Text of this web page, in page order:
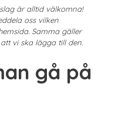
är alltid välkomna!
oss vilken
Samma gäller
vi ska lägga till den.
gå på